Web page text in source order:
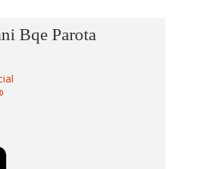
Bqe Parota